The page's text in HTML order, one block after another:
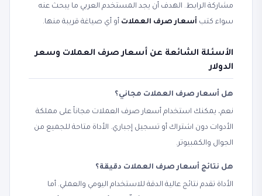
مشاركة الرابط. الهدف أن يجد المستخدم العربي ما يبحث عنه
سواء كتب أسعار صرف العملات أو أي صياغة قريبة منها.
الأسئلة الشائعة عن أسعار صرف العملات وسعر
الدولار
هل أسعار صرف العملات مجاني؟
نعم، يمكنك استخدام أسعار صرف العملات مجاناً على مملكة
الأدوات دون اشتراك أو تسجيل إجباري. الأداة متاحة للجميع من
الجوال والكمبيوتر.
هل نتائج أسعار صرف العملات دقيقة؟
الأداة تقدم نتائج عالية الدقة للاستخدام اليومي والعملي. أما